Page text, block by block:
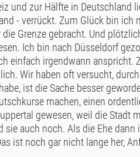
und zur Hälfte in Deutschland
- verrückt. Zum Glück bin ich
Grenze gebracht. Und
Ich bin nach Düsseldorf
einfach irgendwann anspricht.
Wir haben oft versucht,
ist die Sache besser
machen, einen
gewesen, weil die Stadt
auch noch. Als die Ehe
ist noch gar nicht lange her,